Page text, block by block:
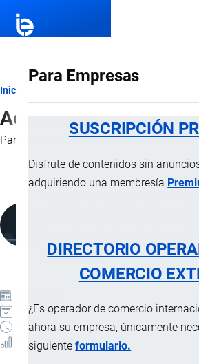
Para Empresas
SUSCRIPCIÓN
Disfrute de contenidos sin
adquiriendo una membresía
DIRECTORIO
COMERCIO
¿Es operador de comercio
ahora su empresa, únicamente
siguienteformulario.
Ruta
de
navegación
Inicio
Actualidad
Panorama político, social y económico
Ecuador
6 AGOSTO, 2026
6 MINUTOS
VISTAS